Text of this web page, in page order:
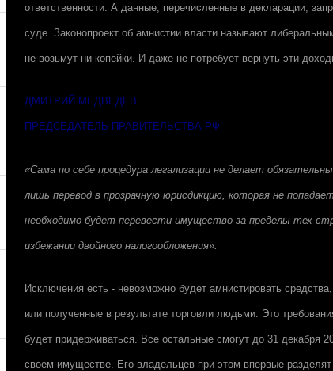
ответственности. А данные, перечисленные в декларации,
суде. Законопроект об амнистии власти называют
не возьмут ни копейки. И даже не потребует вернуть эти
ДМИТРИЙ МЕДВЕДЕВ
ПРЕДСЕДАТЕЛЬ ПРАВИТЕЛЬСТВА РФ
«Сама по себе процедура легализации не делает
лишь перевод в прозрачную юрисдикцию, которая не
необходимо будет перевести имущество за пределы тех
избежании двойного налогообложения».
Исключения есть - невозможно будет амнистировать
или полученные в результате торговли людьми. Это
будет придерживаться. Все остальные смогут до 31 декабря
своем имуществе. Его владельцев при этом впервые